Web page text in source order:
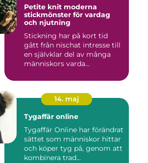
Petite knit moderna
stickmönster för vardag
och njutning
Stickning har på kort tid
gått från nischat intresse till
en självklar del av många
människors varda...
14. maj
Tygaffär online
Tygaffär Online har förändrat
sättet som människor hittar
och köper tyg på, genom att
kombinera trad...